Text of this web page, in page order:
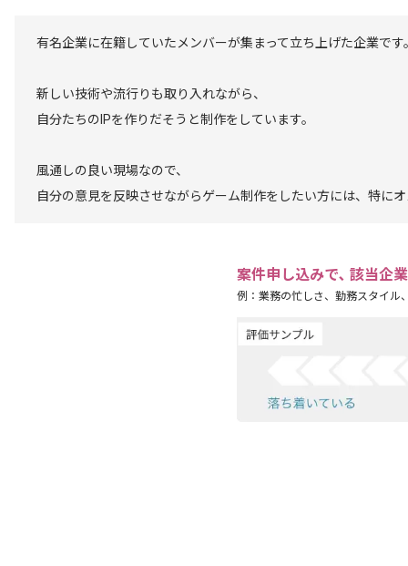
有名企業に在籍していたメンバーが集まって立ち上げた企業です
新しい技術や流行りも取り入れながら、
自分たちのIPを作りだそうと制作をしています。
風通しの良い現場なので、
自分の意見を反映させながらゲーム制作をしたい方には、特に
案件申し込みで､ 該当企
例：業務の忙しさ、勤務スタイル